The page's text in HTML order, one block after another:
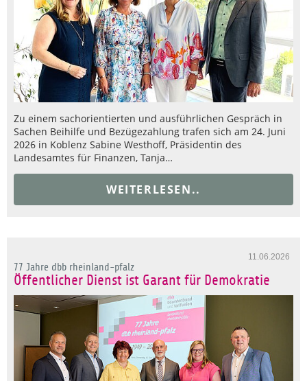
Zu einem sachorientierten und ausführlichen Gespräch in
Sachen Beihilfe und Bezügezahlung trafen sich am 24. Juni
2026 in Koblenz Sabine Westhoff, Präsidentin des
Landesamtes für Finanzen, Tanja…
WEITERLESEN..
11.06.2026
77 Jahre dbb rheinland-pfalz
Öffentlicher Dienst ist Garant für Demokratie